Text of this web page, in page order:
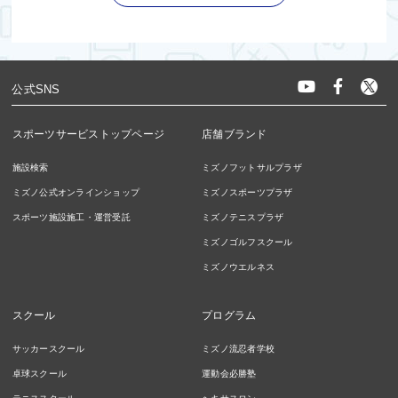
公式SNS
スポーツサービストップページ
施設検索
ミズノ公式オンラインショップ
スポーツ施設施工・運営受託
店舗ブランド
ミズノフットサルプラザ
ミズノスポーツプラザ
ミズノテニスプラザ
ミズノゴルフスクール
ミズノウエルネス
スクール
サッカースクール
卓球スクール
プログラム
ミズノ流忍者学校
運動会必勝塾